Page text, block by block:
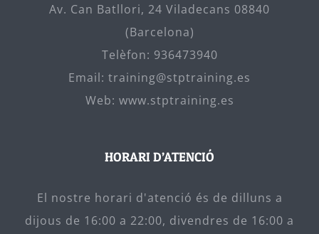
Av. Can Batllori, 24 Viladecans 08840
(Barcelona)
Telèfon: 936473940
Email: training@stptraining.es
Web: www.stptraining.es
HORARI D’ATENCIÓ
El nostre horari d'atenció és de dilluns a
dijous de 16:00 a 22:00, divendres de 16:00 a